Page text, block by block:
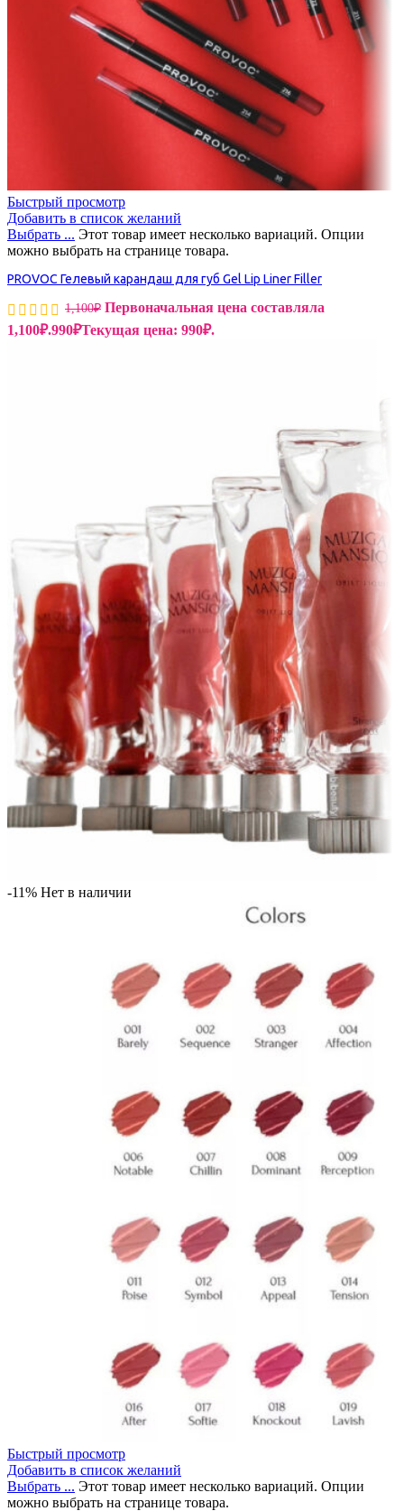
Быстрый просмотр
Добавить в список желаний
Выбрать ... Этот товар имеет несколько вариаций. Опции
можно выбрать на странице товара.
PROVOC Гелевый карандаш для губ Gel Lip Liner Filler
1,100₽ Первоначальная цена составляла
1,100₽.990₽Текущая цена: 990₽.
-11% Нет в наличии
Быстрый просмотр
Добавить в список желаний
Выбрать ... Этот товар имеет несколько вариаций. Опции
можно выбрать на странице товара.